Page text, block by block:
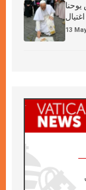
يوحنا
13